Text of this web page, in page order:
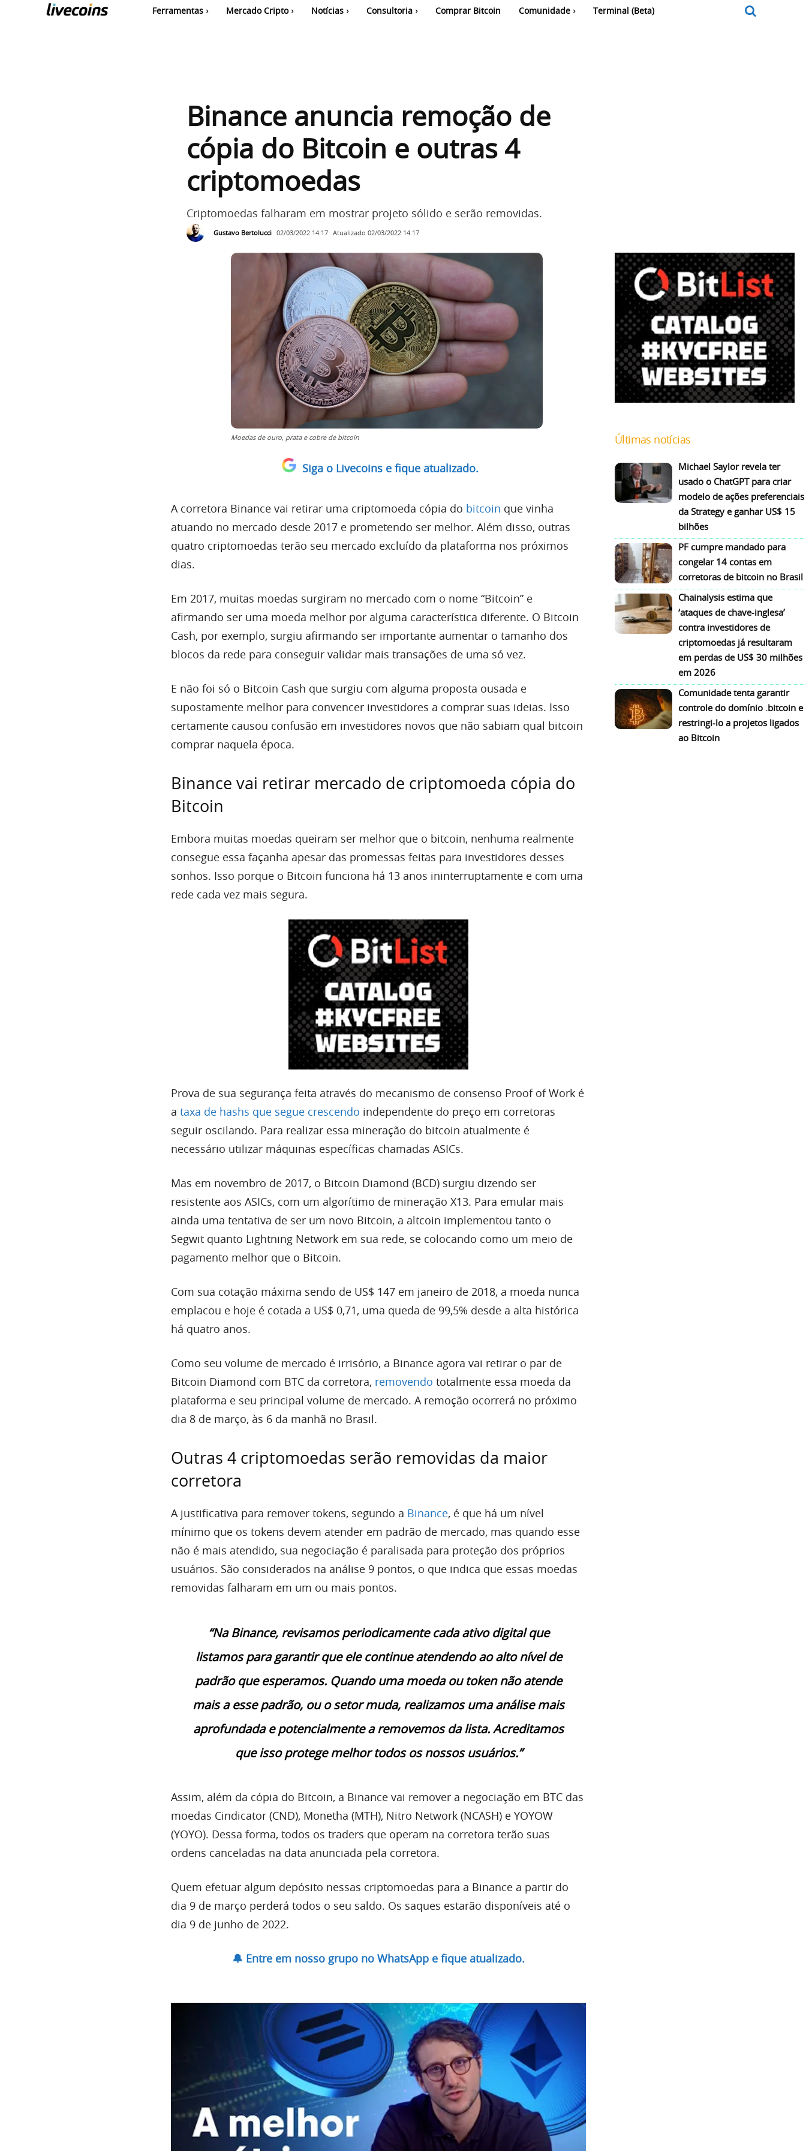
Ferramentas Mercado Cripto Notícias Consultoria Comprar Bitcoin Comunidade Terminal (Beta)
Binance anuncia remoção de
cópia do Bitcoin e outras 4
criptomoedas
Criptomoedas falharam em mostrar projeto sólido e serão removidas.
Gustavo Bertolucci 02/03/2022 14:17 Atualizado 02/03/2022 14:17
Moedas de ouro, prata e cobre de bitcoin
Siga o Livecoins e fique atualizado.
A corretora Binance vai retirar uma criptomoeda cópia do bitcoin que vinha
atuando no mercado desde 2017 e prometendo ser melhor. Além disso, outras
quatro criptomoedas terão seu mercado excluído da plataforma nos próximos
dias.
Em 2017, muitas moedas surgiram no mercado com o nome “Bitcoin” e
afirmando ser uma moeda melhor por alguma característica diferente. O Bitcoin
Cash, por exemplo, surgiu afirmando ser importante aumentar o tamanho dos
blocos da rede para conseguir validar mais transações de uma só vez.
E não foi só o Bitcoin Cash que surgiu com alguma proposta ousada e
supostamente melhor para convencer investidores a comprar suas ideias. Isso
certamente causou confusão em investidores novos que não sabiam qual bitcoin
comprar naquela época.
Binance vai retirar mercado de criptomoeda cópia do
Bitcoin
Embora muitas moedas queiram ser melhor que o bitcoin, nenhuma realmente
consegue essa façanha apesar das promessas feitas para investidores desses
sonhos. Isso porque o Bitcoin funciona há 13 anos ininterruptamente e com uma
rede cada vez mais segura.
Prova de sua segurança feita através do mecanismo de consenso Proof of Work é
a taxa de hashs que segue crescendo independente do preço em corretoras
seguir oscilando. Para realizar essa mineração do bitcoin atualmente é
necessário utilizar máquinas específicas chamadas ASICs.
Mas em novembro de 2017, o Bitcoin Diamond (BCD) surgiu dizendo ser
resistente aos ASICs, com um algorítimo de mineração X13. Para emular mais
ainda uma tentativa de ser um novo Bitcoin, a altcoin implementou tanto o
Segwit quanto Lightning Network em sua rede, se colocando como um meio de
pagamento melhor que o Bitcoin.
Com sua cotação máxima sendo de US$ 147 em janeiro de 2018, a moeda nunca
emplacou e hoje é cotada a US$ 0,71, uma queda de 99,5% desde a alta histórica
há quatro anos.
Como seu volume de mercado é irrisório, a Binance agora vai retirar o par de
Bitcoin Diamond com BTC da corretora, removendo totalmente essa moeda da
plataforma e seu principal volume de mercado. A remoção ocorrerá no próximo
dia 8 de março, às 6 da manhã no Brasil.
Outras 4 criptomoedas serão removidas da maior
corretora
A justificativa para remover tokens, segundo a Binance, é que há um nível
mínimo que os tokens devem atender em padrão de mercado, mas quando esse
não é mais atendido, sua negociação é paralisada para proteção dos próprios
usuários. São considerados na análise 9 pontos, o que indica que essas moedas
removidas falharam em um ou mais pontos.
“Na Binance, revisamos periodicamente cada ativo digital que
listamos para garantir que ele continue atendendo ao alto nível de
padrão que esperamos. Quando uma moeda ou token não atende
mais a esse padrão, ou o setor muda, realizamos uma análise mais
aprofundada e potencialmente a removemos da lista. Acreditamos
que isso protege melhor todos os nossos usuários.”
Assim, além da cópia do Bitcoin, a Binance vai remover a negociação em BTC das
moedas Cindicator (CND), Monetha (MTH), Nitro Network (NCASH) e YOYOW
(YOYO). Dessa forma, todos os traders que operam na corretora terão suas
ordens canceladas na data anunciada pela corretora.
Quem efetuar algum depósito nessas criptomoedas para a Binance a partir do
dia 9 de março perderá todos o seu saldo. Os saques estarão disponíveis até o
dia 9 de junho de 2022.
🔔 Entre em nosso grupo no WhatsApp e fique atualizado.
Últimas notícias
Michael Saylor revela ter
usado o ChatGPT para criar
modelo de ações preferenciais
da Strategy e ganhar US$ 15
bilhões
PF cumpre mandado para
congelar 14 contas em
corretoras de bitcoin no Brasil
Chainalysis estima que
‘ataques de chave-inglesa’
contra investidores de
criptomoedas já resultaram
em perdas de US$ 30 milhões
em 2026
Comunidade tenta garantir
controle do domínio .bitcoin e
restringi-lo a projetos ligados
ao Bitcoin